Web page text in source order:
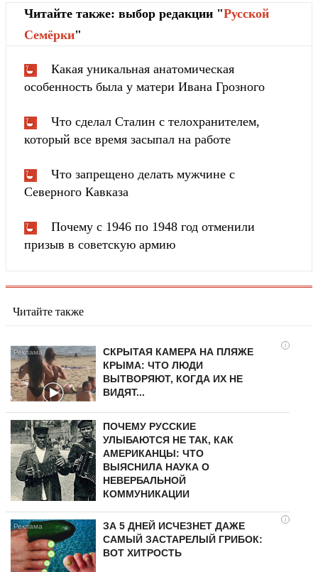
Читайте также: выбор редакции "Русской
Cемёрки"
Какая уникальная анатомическая
особенность была у матери Ивана Грозного
Что сделал Сталин с телохранителем,
который все время засыпал на работе
Что запрещено делать мужчине с
Северного Кавказа
Почему с 1946 по 1948 год отменили
призыв в советскую армию
Читайте также
i
СКРЫТАЯ КАМЕРА НА ПЛЯЖЕ
КРЫМА: ЧТО ЛЮДИ
ВЫТВОРЯЮТ, КОГДА ИХ НЕ
ВИДЯТ...
ПОЧЕМУ РУССКИЕ
УЛЫБАЮТСЯ НЕ ТАК, КАК
АМЕРИКАНЦЫ: ЧТО
ВЫЯСНИЛА НАУКА О
НЕВЕРБАЛЬНОЙ
КОММУНИКАЦИИ
i
ЗА 5 ДНЕЙ ИСЧЕЗНЕТ ДАЖЕ
САМЫЙ ЗАСТАРЕЛЫЙ ГРИБОК:
ВОТ ХИТРОСТЬ